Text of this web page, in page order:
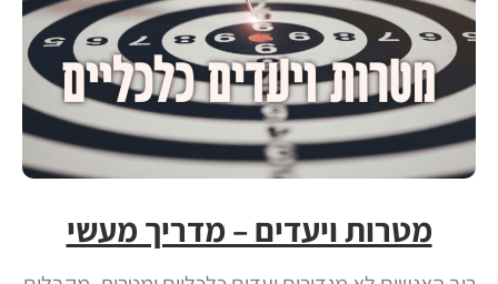
מטרות ויעדים – מדריך מעשי